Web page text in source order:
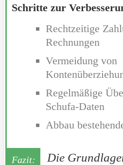
Schritte zur
Rechtzeitige
Rechnungen
Vermeidung von
Regelmäßige
Schufa-Daten
Abbau
Die